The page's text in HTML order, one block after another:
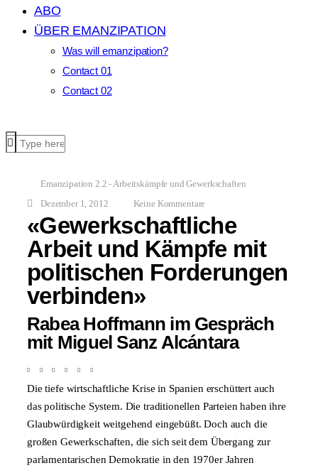
ABO
ÜBER EMANZIPATION
Was will emanzipation?
Contact 01
Contact 02
Emanzipation 2.2 - Arbeitskämpfe und Gewerkschaften
Dezember 1, 2012
Keine Kommentare
«Gewerkschaftliche
Arbeit und Kämpfe mit
politischen Forderungen
verbinden»
Rabea Hoffmann im Gespräch
mit Miguel Sanz Alcántara
Die tiefe wirtschaftliche Krise in Spanien erschüttert auch
das politische System. Die traditionellen Parteien haben ihre
Glaubwürdigkeit weitgehend eingebüßt. Doch auch die
großen Gewerkschaften, die sich seit dem Übergang zur
parlamentarischen Demokratie in den 1970er Jahren